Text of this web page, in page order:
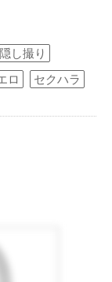
隠し撮り
ロ セクハラ